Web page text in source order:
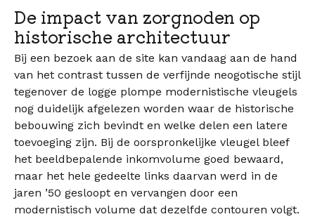
De impact van zorgnoden op
historische architectuur
Bij een bezoek aan de site kan vandaag aan de hand
van het contrast tussen de verfijnde neogotische stijl
tegenover de logge plompe modernistische vleugels
nog duidelijk afgelezen worden waar de historische
bebouwing zich bevindt en welke delen een latere
toevoeging zijn. Bij de oorspronkelijke vleugel bleef
het beeldbepalende inkomvolume goed bewaard,
maar het hele gedeelte links daarvan werd in de
jaren ’50 gesloopt en vervangen door een
modernistisch volume dat dezelfde contouren volgt.